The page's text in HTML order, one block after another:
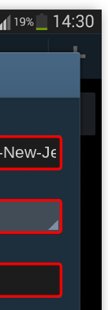
Jersey